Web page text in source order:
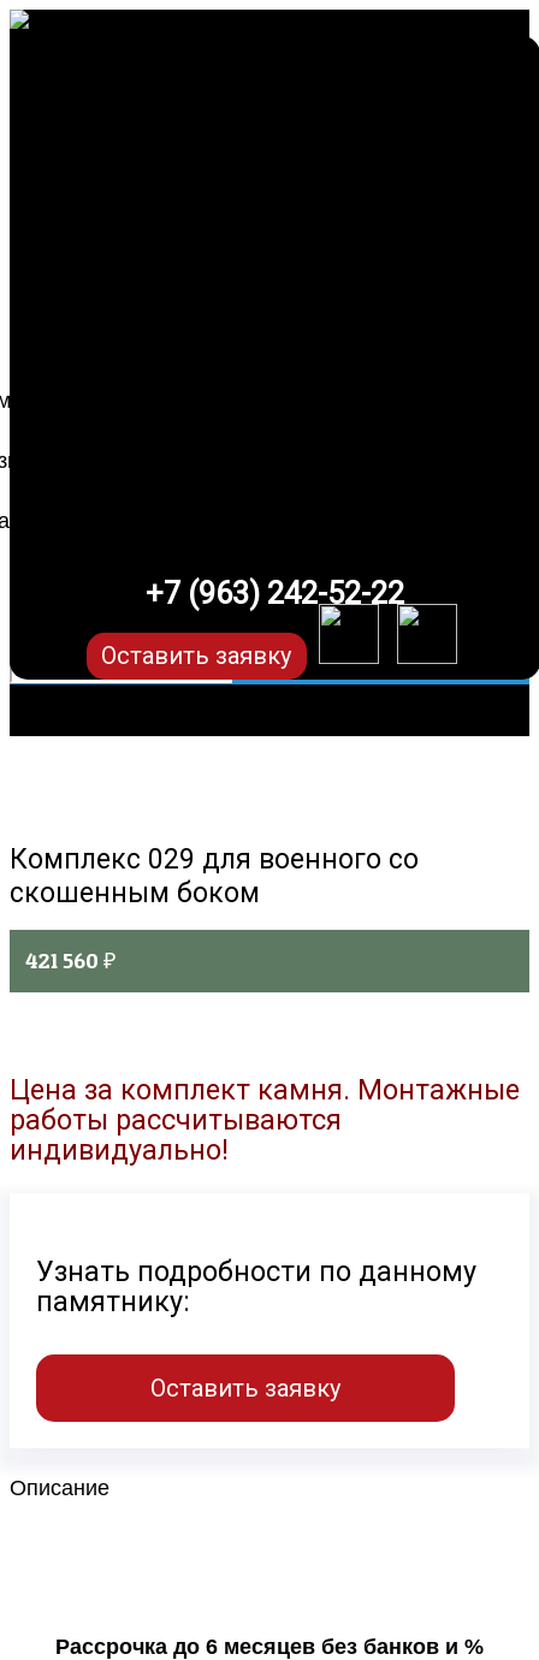
+7 (963) 242-52-22
Оставить заявку
Комплекс 029 для военного со
скошенным боком
421 560 ₽
Цена за комплект камня. Монтажные
работы рассчитываются
индивидуально!
Узнать подробности по данному
памятнику:
Оставить заявку
Описание
Рассрочка до 6 месяцев без банков и %